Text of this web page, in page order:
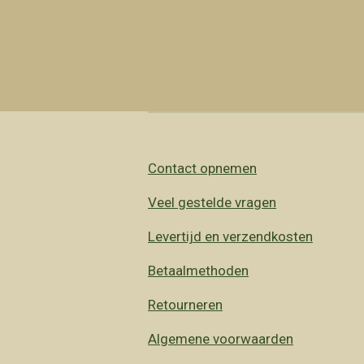
Contact opnemen
Veel gestelde vragen
Levertijd en verzendkosten
Betaalmethoden
Retourneren
Algemene voorwaarden